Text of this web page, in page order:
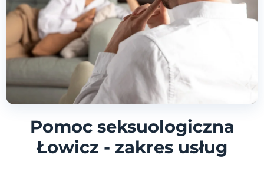
Pomoc seksuologiczna
Łowicz - zakres usług